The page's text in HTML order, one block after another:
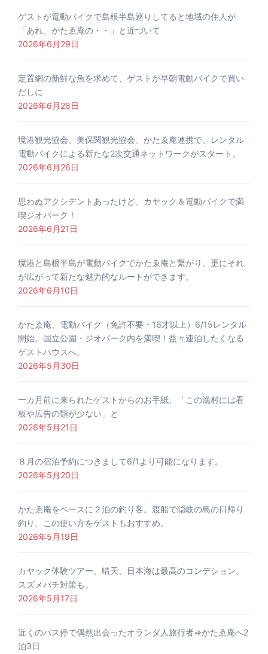
ゲストが電動バイクで島根半島巡りしてると地域の住人が
「あれ、かたゑ庵の・・」と近づいて
2026年6月29日
定置網の新鮮な魚を求めて、ゲストが早朝電動バイクで買い
だしに
2026年6月28日
境港観光協会、美保関観光協会、かたゑ庵連携で、レンタル
電動バイクによる新たな2次交通ネットワークがスタート。
2026年6月26日
思わぬアクシデントあったけど、カヤック＆電動バイクで満
喫ジオパーク！
2026年6月21日
境港と島根半島が電動バイクでかたゑ庵と繋がり、更にそれ
が広がって新たな魅力的なルートができます。
2026年6月10日
かたゑ庵、電動バイク（免許不要・16才以上）6/15レンタル
開始。国立公園・ジオパーク内を満喫！益々連泊したくなる
ゲストハウスへ。
2026年5月30日
一カ月前に来られたゲストからのお手紙、「この漁村には看
板や広告の類が少ない」と
2026年5月21日
８月の宿泊予約につきまして6/1より可能になります。
2026年5月20日
かたゑ庵をベースに２泊の釣り客。渡船で隠岐の島の日帰り
釣り、この使い方をゲストもおすすめ。
2026年5月19日
カヤック体験ツアー、晴天、日本海は最高のコンデション。
スズメバチ対策も。
2026年5月17日
近くのバス停で偶然出会ったオランダ人旅行者⇒かたゑ庵へ2
泊3日